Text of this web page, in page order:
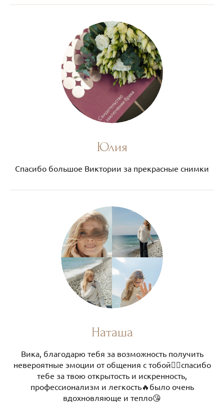
Юлия
Спасибо большое Виктории за прекрасные снимки
Наташа
Вика, благодарю тебя за возможность получить
невероятные эмоции от общения с тобой❤️‍🔥спасибо
тебе за твою открытость и искренность,
профессионализм и легкость🔥было очень
вдохновляюще и тепло😘